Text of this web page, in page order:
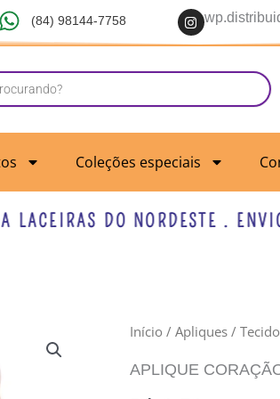
(84) 98144-7758 I
n
s
a
a
Coleções especiais
DO NORDESTE .
Início /Apliques /Tecido
APLIQUE
APLIQUE
COTELÊ